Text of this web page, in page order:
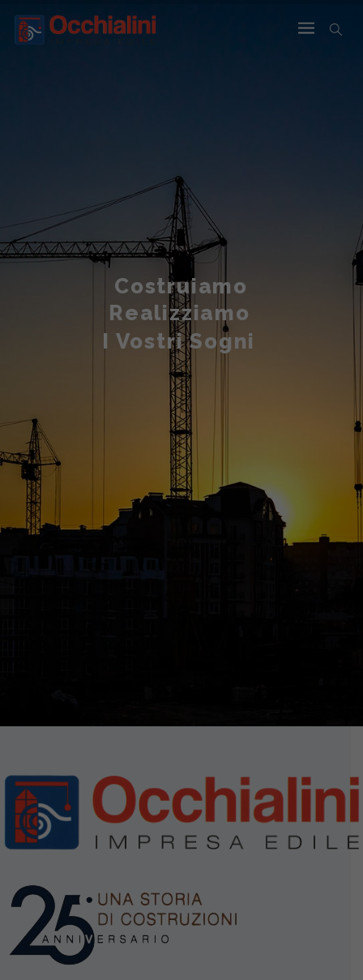
Costruiamo
Realizziamo
I Vostri Sogni